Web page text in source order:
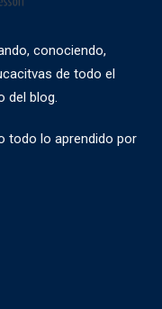
conociendo,
de todo el
del blog.
todo lo aprendido por